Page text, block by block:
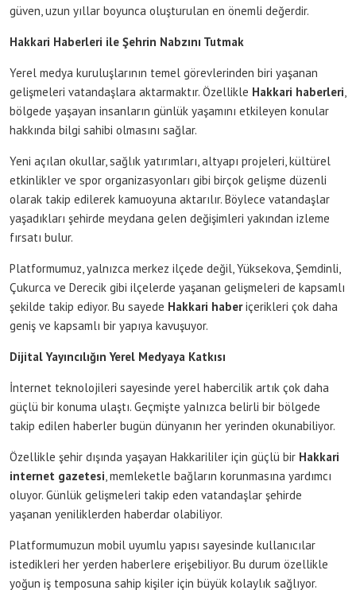
güven, uzun yıllar boyunca oluşturulan en önemli değerdir.
Hakkari Haberleri ile Şehrin Nabzını Tutmak
Yerel medya kuruluşlarının temel görevlerinden biri yaşanan
gelişmeleri vatandaşlara aktarmaktır. Özellikle Hakkari haberleri
bölgede yaşayan insanların günlük yaşamını etkileyen konular
hakkında bilgi sahibi olmasını sağlar.
Yeni açılan okullar, sağlık yatırımları, altyapı projeleri, kültürel
etkinlikler ve spor organizasyonları gibi birçok gelişme düzenli
olarak takip edilerek kamuoyuna aktarılır. Böylece vatandaşlar
yaşadıkları şehirde meydana gelen değişimleri yakından izleme
fırsatı bulur.
Platformumuz, yalnızca merkez ilçede değil, Yüksekova, Şemdinli,
Çukurca ve Derecik gibi ilçelerde yaşanan gelişmeleri de kapsamlı
şekilde takip ediyor. Bu sayede Hakkari haberiçerikleri çok daha
geniş ve kapsamlı bir yapıya kavuşuyor.
Dijital Yayıncılığın Yerel Medyaya Katkısı
İnternet teknolojileri sayesinde yerel habercilik artık çok daha
güçlü bir konuma ulaştı. Geçmişte yalnızca belirli bir bölgede
takip edilen haberler bugün dünyanın her yerinden okunabiliyor.
Özellikle şehir dışında yaşayan Hakkarililer için güçlü bir Hakkari
internet gazetesi , memleketle bağların korunmasına yardımcı
oluyor. Günlük gelişmeleri takip eden vatandaşlar şehirde
yaşanan yeniliklerden haberdar olabiliyor.
Platformumuzun mobil uyumlu yapısı sayesinde kullanıcılar
istedikleri her yerden haberlere erişebiliyor. Bu durum özellikle
yoğun iş temposuna sahip kişiler için büyük kolaylık sağlıyor.